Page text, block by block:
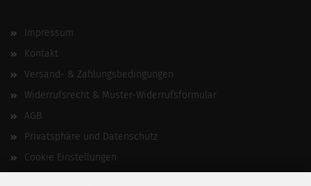
Impressum
Kontakt
Versand- & Zahlungsbedingungen
Widerrufsrecht & Muster-Widerrufsformular
AGB
Privatsphäre und Datenschutz
Cookie Einstellungen